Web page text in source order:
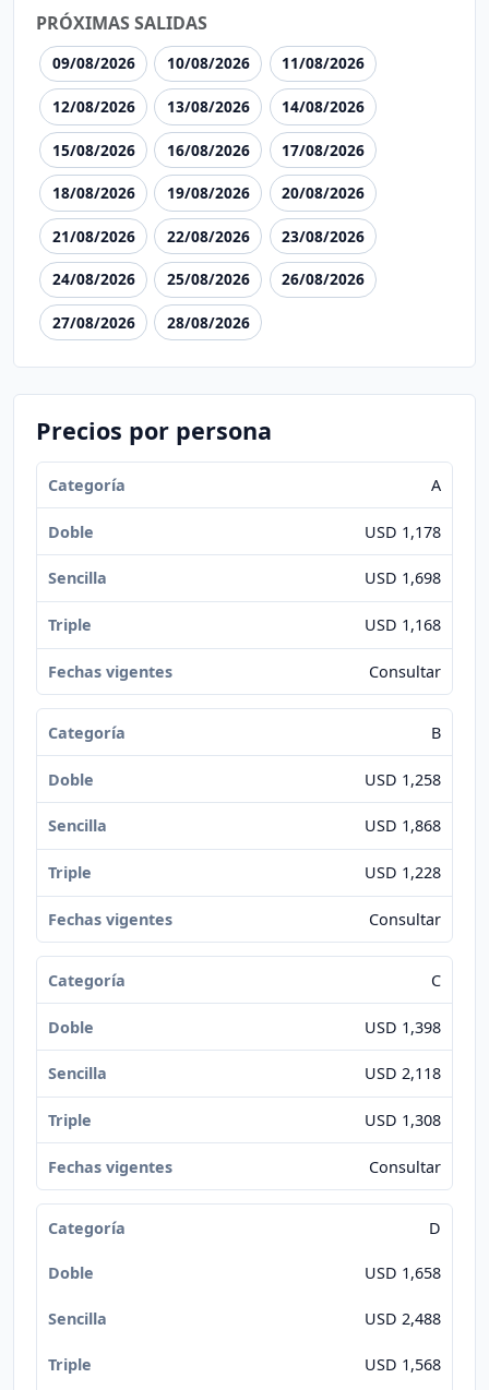
PRÓXIMAS SALIDAS
09/08/2026 10/08/2026 11/08/2026
12/08/2026 13/08/2026 14/08/2026
15/08/2026 16/08/2026 17/08/2026
18/08/2026 19/08/2026 20/08/2026
21/08/2026 22/08/2026 23/08/2026
24/08/2026 25/08/2026 26/08/2026
27/08/2026 28/08/2026
Precios por persona
A
USD 1,178
USD 1,698
USD 1,168
Consultar
B
USD 1,258
USD 1,868
USD 1,228
Consultar
C
USD 1,398
USD 2,118
USD 1,308
Consultar
D
USD 1,658
USD 2,488
USD 1,568